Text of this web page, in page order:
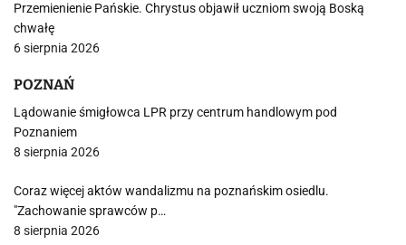
Przemienienie Pańskie. Chrystus objawił uczniom swoją Boską
chwałę
6 sierpnia 2026
POZNAŃ
Lądowanie śmigłowca LPR przy centrum handlowym pod
Poznaniem
8 sierpnia 2026
Coraz więcej aktów wandalizmu na poznańskim osiedlu.
"Zachowanie sprawców p…
8 sierpnia 2026